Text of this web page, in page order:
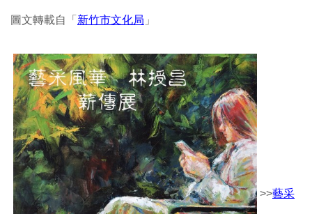
圖文轉載自「 新竹市文化局 」
>>藝采